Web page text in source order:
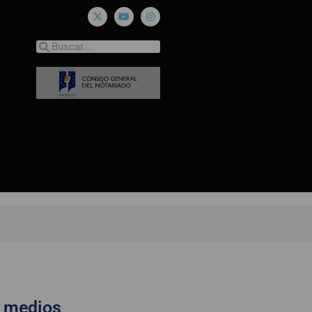
medios